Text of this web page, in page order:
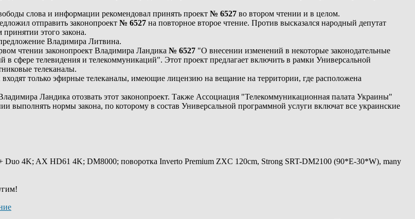
слова и информации рекомендовал принять проект № 6527 во втором чтении и в целом.
отправить законопроект № 6527 на повторное второе чтение. Против высказался народный депутат
этого закона.
Владимира Литвина.
чтении законопроект Владимира Ландика № 6527 "О внесении изменений в некоторые законодательные
в сфере телевидения и телекоммуникаций". Этот проект предлагает включить в рамки Универсальной
телеканалы.
только эфирные телеканалы, имеющие лицензию на вещание на территории, где расположена
Ландика отозвать этот законопроект. Также Ассоциация "Телекоммуникационная палата Украины"
выполнять нормы закона, по которому в состав Универсальной программной услуги включат все украинские
4K; AX HD61 4K; DM8000; поворотка Inverto Premium ZXC 120cm, Strong SRT-DM2100 (90*E-30*W), many